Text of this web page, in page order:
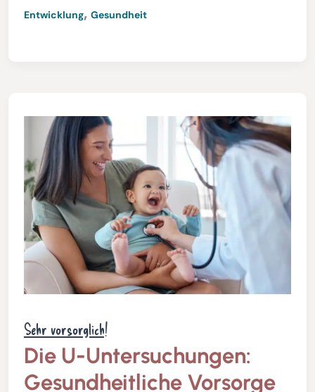
Entwicklung, Gesundheit
Sehr vorsorglich!
Die U-Untersuchungen:
Gesundheitliche Vorsorge